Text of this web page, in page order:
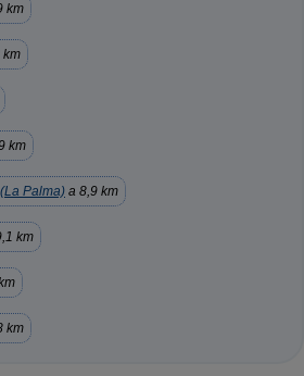
km
km
km
(La Palma) a 8,9 km
km
km